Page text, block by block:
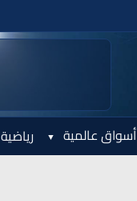
أسواق عالمية رياضية